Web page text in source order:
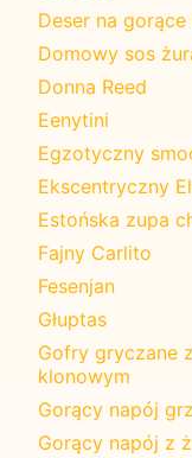
Deser na gorące
Domowy sos
Donna Reed
Eenytini
Egzotyczny
Ekscentryczny
Estońska zupa
Fajny Carlito
Fesenjan
Głuptas
Gofry gryczane
klonowym
Gorący napój
Gorący napój z